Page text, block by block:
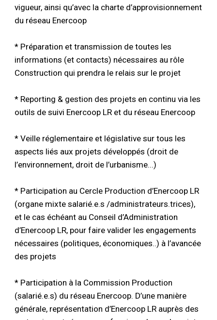
vigueur, ainsi qu’avec la charte d’approvisionnement
du réseau Enercoop
* Préparation et transmission de toutes les
informations (et contacts) nécessaires au rôle
Construction qui prendra le relais sur le projet
* Reporting & gestion des projets en continu via les
outils de suivi Enercoop LR et du réseau Enercoop
* Veille réglementaire et législative sur tous les
aspects liés aux projets développés (droit de
l’environnement, droit de l’urbanisme...)
* Participation au Cercle Production d’Enercoop LR
(organe mixte salarié.e.s /administrateurs.trices),
et le cas échéant au Conseil d’Administration
d’Enercoop LR, pour faire valider les engagements
nécessaires (politiques, économiques..) à l’avancée
des projets
* Participation à la Commission Production
(salarié.e.s) du réseau Enercoop. D’une manière
générale, représentation d’Enercoop LR auprès des